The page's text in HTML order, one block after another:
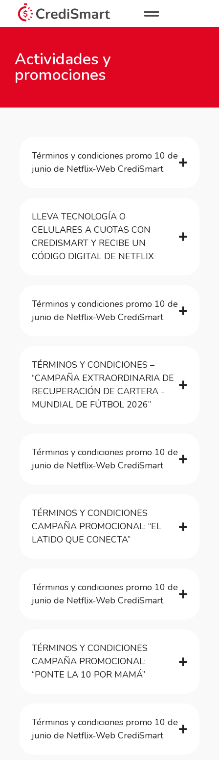
Actividades y
promociones
Términos y condiciones promo 10 de
junio de Netflix-Web CrediSmart
LLEVA TECNOLOGÍA O
CELULARES A CUOTAS CON
CREDISMART Y RECIBE UN
CÓDIGO DIGITAL DE NETFLIX
Términos y condiciones promo 10 de
junio de Netflix-Web CrediSmart
TÉRMINOS Y CONDICIONES –
“CAMPAÑA EXTRAORDINARIA DE
RECUPERACIÓN DE CARTERA -
MUNDIAL DE FÚTBOL 2026”
Términos y condiciones promo 10 de
junio de Netflix-Web CrediSmart
TÉRMINOS Y CONDICIONES
CAMPAÑA PROMOCIONAL: “EL
LATIDO QUE CONECTA”
Términos y condiciones promo 10 de
junio de Netflix-Web CrediSmart
TÉRMINOS Y CONDICIONES
CAMPAÑA PROMOCIONAL:
“PONTE LA 10 POR MAMÁ”
Términos y condiciones promo 10 de
junio de Netflix-Web CrediSmart